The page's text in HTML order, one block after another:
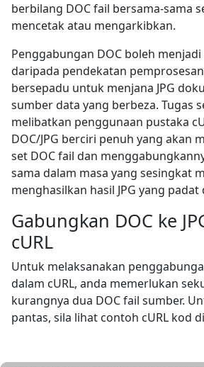
berbilang DOC fail bersama-sama
mencetak atau mengarkibkan.
Penggabungan DOC boleh
daripada pendekatan
bersepadu untuk menjana JPG
sumber data yang berbeza. Tugas
melibatkan penggunaan pustaka
DOC/JPG berciri penuh yang akan
set DOC fail dan
sama dalam masa yang sesingkat
menghasilkan hasil JPG yang padat
Gabungkan DOC ke
cURL
Untuk melaksanakan
dalam cURL, anda memerlukan
kurangnya dua DOC fail sumber.
pantas, sila lihat contoh cURL kod